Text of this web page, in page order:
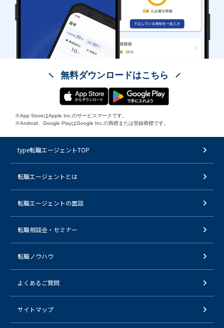
無料ダウンロードはこちら
※App StoreはApple Inc.のサービスマークです。
※Android、Google PlayはGoogle Inc.の商標または登録商標です。
type転職エージェントTOP
転職エージェントとは
転職エージェントの面談
転職相談会・セミナー
転職ノウハウ
よくあるご質問
サイトマップ